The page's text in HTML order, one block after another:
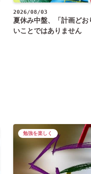
2026/08/03
夏休み中盤、「計画ど
いことではありません
勉強を楽しく